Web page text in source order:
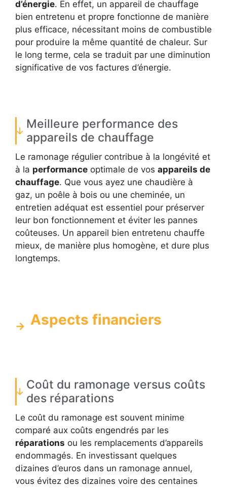
d’énergie. En effet, un appareil de chauffage
bien entretenu et propre fonctionne de manière
plus efficace, nécessitant moins de combustible
pour produire la même quantité de chaleur. Sur
le long terme, cela se traduit par une diminution
significative de vos factures d’énergie.
Meilleure performance des
appareils de chauffage
Le ramonage régulier contribue à la longévité et
à la performance optimale de vos appareils de
chauffage. Que vous ayez une chaudière à
gaz, un poêle à bois ou une cheminée, un
entretien adéquat est essentiel pour préserver
leur bon fonctionnement et éviter les pannes
coûteuses. Un appareil bien entretenu chauffe
mieux, de manière plus homogène, et dure plus
longtemps.
Aspects financiers
Coût du ramonage versus coûts
des réparations
Le coût du ramonage est souvent minime
comparé aux coûts engendrés par les
réparations ou les remplacements d’appareils
endommagés. En investissant quelques
dizaines d’euros dans un ramonage annuel,
vous évitez des dizaines voire des centaines